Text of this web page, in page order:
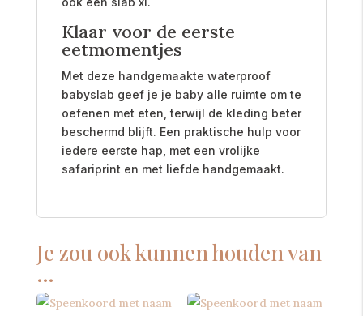
Klaar voor de eerste
eetmomentjes
Met deze handgemaakte waterproof
babyslab geef je je baby alle ruimte om te
oefenen met eten, terwijl de kleding beter
beschermd blijft. Een praktische hulp voor
iedere eerste hap, met een vrolijke
safariprint en met liefde handgemaakt.
Je zou ook kunnen houden van
…